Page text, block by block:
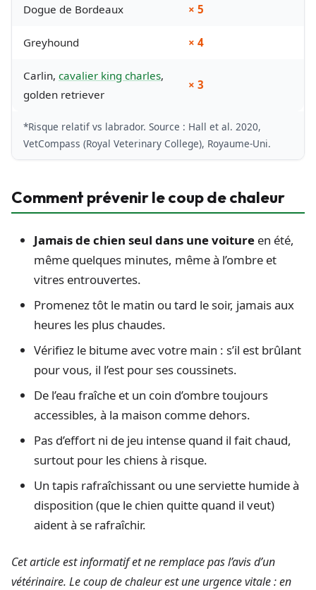
Dogue de Bordeaux × 5
Greyhound × 4
Carlin, cavalier king charles,
golden retriever
× 3
*Risque relatif vs labrador. Source : Hall et al. 2020,
VetCompass (Royal Veterinary College), Royaume-Uni.
Comment prévenir le coup de chaleur
Jamais de chien seul dans une voiture en été,
même quelques minutes, même à l’ombre et
vitres entrouvertes.
Promenez tôt le matin ou tard le soir, jamais aux
heures les plus chaudes.
Vérifiez le bitume avec votre main : s’il est brûlant
pour vous, il l’est pour ses coussinets.
De l’eau fraîche et un coin d’ombre toujours
accessibles, à la maison comme dehors.
Pas d’effort ni de jeu intense quand il fait chaud,
surtout pour les chiens à risque.
Un tapis rafraîchissant ou une serviette humide à
disposition (que le chien quitte quand il veut)
aident à se rafraîchir.
Cet article est informatif et ne remplace pas l’avis d’un
vétérinaire. Le coup de chaleur est une urgence vitale : en